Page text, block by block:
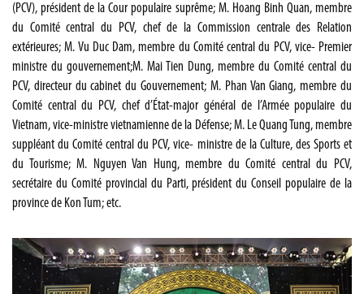
(PCV), président de la Cour populaire suprême; M. Hoang Binh Quan, membre
du Comité central du PCV, chef de la Commission centrale des Relation
extérieures; M. Vu Duc Dam, membre du Comité central du PCV, vice- Premier
ministre du gouvernement;M. Mai Tien Dung, membre du Comité central du
PCV, directeur du cabinet du Gouvernement; M. Phan Van Giang, membre du
Comité central du PCV, chef d’État-major général de l’Armée populaire du
Vietnam, vice-ministre vietnamienne de la Défense; M. Le Quang Tung, membre
suppléant du Comité central du PCV, vice- ministre de la Culture, des Sports et
du Tourisme; M. Nguyen Van Hung, membre du Comité central du PCV,
secrétaire du Comité provincial du Parti, président du Conseil populaire de la
province de Kon Tum; etc.